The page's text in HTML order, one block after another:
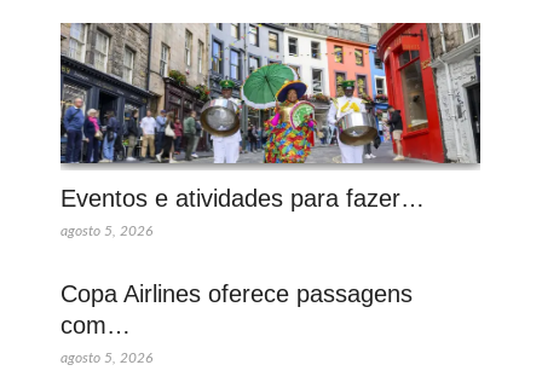
Eventos e atividades para fazer…
agosto 5, 2026
Copa Airlines oferece passagens
com…
agosto 5, 2026